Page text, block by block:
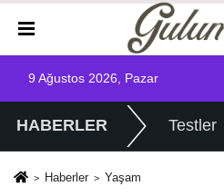
9 Ağustos 2026, Pazar
HABERLER Testler
Haberler Yaşam